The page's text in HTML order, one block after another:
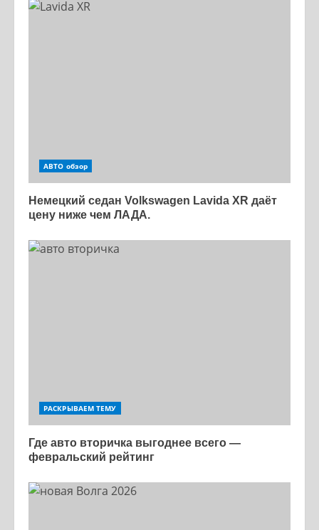
АВТО обзор
Немецкий седан Volkswagen Lavida XR даёт
цену ниже чем ЛАДА.
РАСКРЫВАЕМ ТЕМУ
Где авто вторичка выгоднее всего —
февральский рейтинг